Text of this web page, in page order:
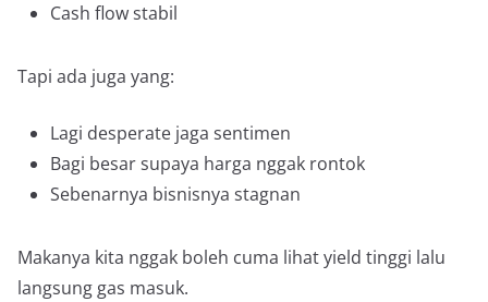
Cash flow stabil
Tapi ada juga yang:
Lagi desperate jaga sentimen
Bagi besar supaya harga nggak rontok
Sebenarnya bisnisnya stagnan
Makanya kita nggak boleh cuma lihat yield tinggi lalu
langsung gas masuk.